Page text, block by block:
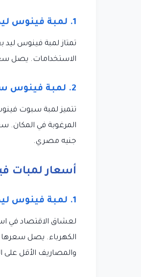
1. لمبة فينوس ليد بلب 13 وات
الاستخدامات. يصل سعرها إلى 133 جنيه مصري، وتعد استثمارًا جيدًا لمن يبحثون
2. لمبة فينوس سبوت ليد 11 وات TB
جنيه مصري.
أسعار لمبات
1. لمبة فينوس ليد بلب 9 وات
والمصاريف الأقل على